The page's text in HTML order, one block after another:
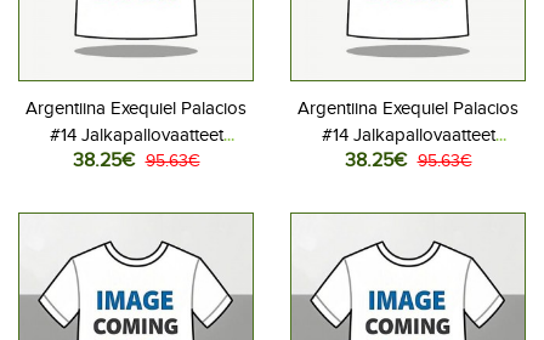
Argentiina Exequiel Palacios
#14 Jalkapallovaatteet
Kotipaita MM-kisat 2026
38.25€ 95.63€
Argentiina Exequiel Palacios
#14 Jalkapallovaatteet
Vieraspaita MM-kisat 2026
38.25€ 95.63€